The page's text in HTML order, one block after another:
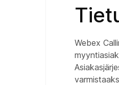
Webex